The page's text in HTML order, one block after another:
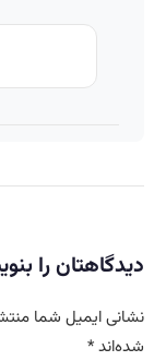
دیدگاهتان را
نشانی ایمیل شما
شده‌اند*